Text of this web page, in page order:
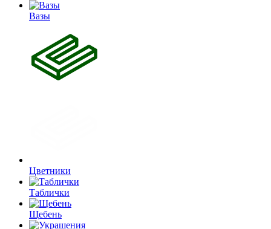
Вазы
Цветники
Таблички
Щебень